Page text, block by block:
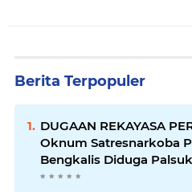
Berita Terpopuler
DUGAAN REKAYASA
Oknum Satresnarkoba
Bengkalis Diduga
Barang Bukti Hingga